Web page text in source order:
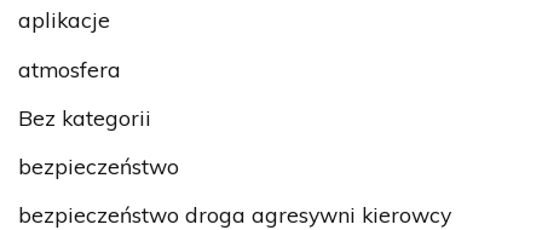
aplikacje
atmosfera
Bez kategorii
bezpieczeństwo
bezpieczeństwo droga agresywni kierowcy